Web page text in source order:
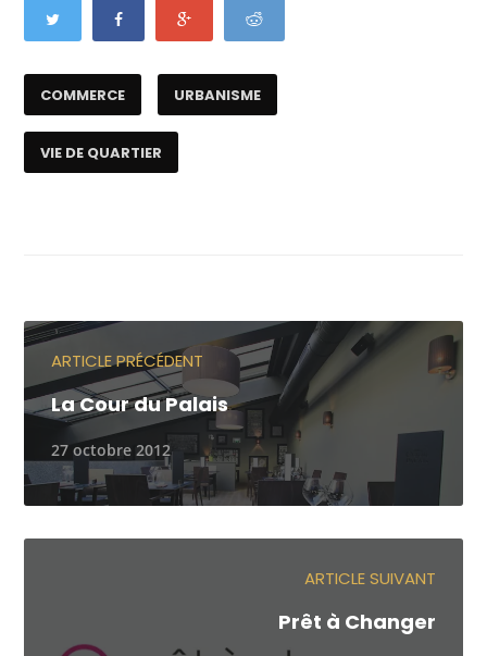
COMMERCE URBANISME
VIE DE QUARTIER
ARTICLE PRÉCÉDENT
La Cour du Palais
27 octobre 2012
ARTICLE SUIVANT
Prêt à Changer